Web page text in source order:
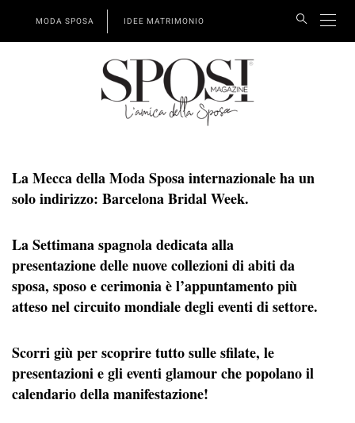
MODA SPOSA IDEE MATRIMONIO
La Mecca della Moda Sposa internazionale ha un
solo indirizzo: Barcelona Bridal Week.
La Settimana spagnola dedicata alla
presentazione delle nuove collezioni di abiti da
sposa, sposo e cerimonia è l’appuntamento più
atteso nel circuito mondiale degli eventi di settore.
Scorri giù per scoprire tutto sulle sfilate, le
presentazioni e gli eventi glamour che popolano il
calendario della manifestazione!